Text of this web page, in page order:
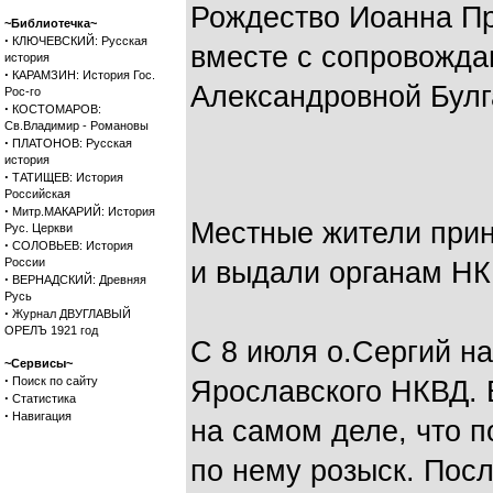
~Библиотечка~
· КЛЮЧЕВСКИЙ: Русская
история
· КАРАМЗИН: История Гос.
Рос-го
· КОСТОМАРОВ:
Св.Владимир - Романовы
· ПЛАТОНОВ: Русская
история
· ТАТИЩЕВ: История
Российская
· Митр.МАКАРИЙ: История
Рус. Церкви
· СОЛОВЬЕВ: История
России
· ВЕРНАДСКИЙ: Древняя
Русь
· Журнал ДВУГЛАВЫЙ
ОРЕЛЪ 1921 год
~Сервисы~
· Поиск по сайту
· Статистика
· Навигация
Рождество Иоанна
вместе с
Александровной
Местные жители
и выдали органам
С 8 июля о.Сергий
Ярославского НКВД.
на самом деле, что
по нему розыск.